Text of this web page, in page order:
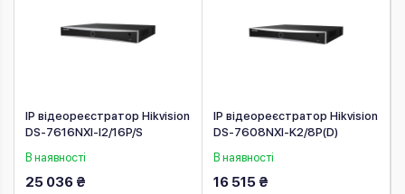
IP відеореєстратор Hikvision
DS-7616NXI-I2/16P/S
В наявності
25 036 ₴
IP відеореєстратор Hikvision
DS-7608NXI-K2/8P(D)
В наявності
16 515 ₴